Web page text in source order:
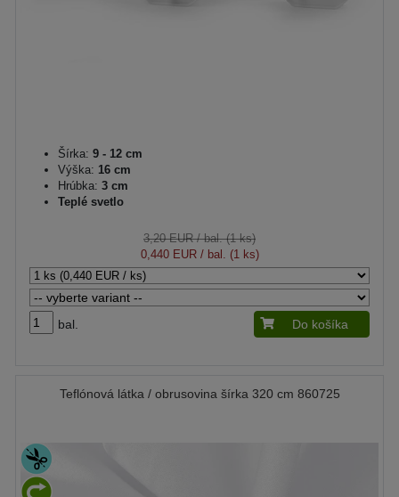
Šírka: 9 - 12 cm
Výška: 16 cm
Hrúbka: 3 cm
Teplé svetlo
3,20 EUR/ bal. (1 ks)
0,440 EUR/ bal. (1 ks)
bal. Do košíka
Teflónová látka / obrusovina šírka 320 cm 860725